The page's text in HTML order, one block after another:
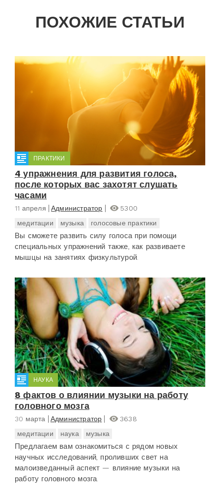
ПОХОЖИЕ СТАТЬИ
ПРАКТИКИ
4 упражнения для развития голоса,
после которых вас захотят слушать
часами
11 апреля Администратор
5300
медитации
музыка голосовые практики
Вы сможете развить силу голоса при помощи
специальных упражнений также, как развиваете
мышцы на занятиях физкультурой.
НАУКА
8 фактов о влиянии музыки на работу
головного мозга
30 марта Администратор
3638
медитации
наука музыка
Предлагаем вам ознакомиться с рядом новых
научных исследований, проливших свет на
малоизведанный аспект — влияние музыки на
работу головного мозга.